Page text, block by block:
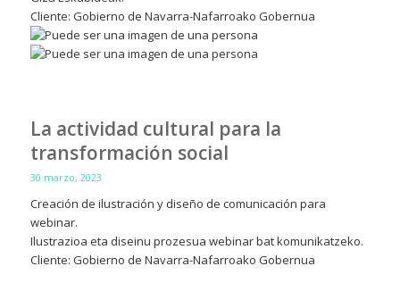
Cliente: Gobierno de Navarra-Nafarroako Gobernua
La actividad cultural para la
transformación social
30 marzo, 2023
Creación de ilustración y diseño de comunicación para
webinar.
Ilustrazioa eta diseinu prozesua webinar bat komunikatzeko.
Cliente: Gobierno de Navarra-Nafarroako Gobernua